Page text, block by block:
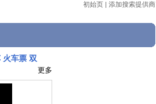
初始页 | 添加搜索提供商
火车票 双
更多